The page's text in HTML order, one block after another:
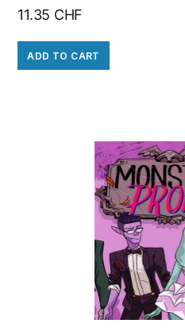
11.35 CHF
ADD TO CART